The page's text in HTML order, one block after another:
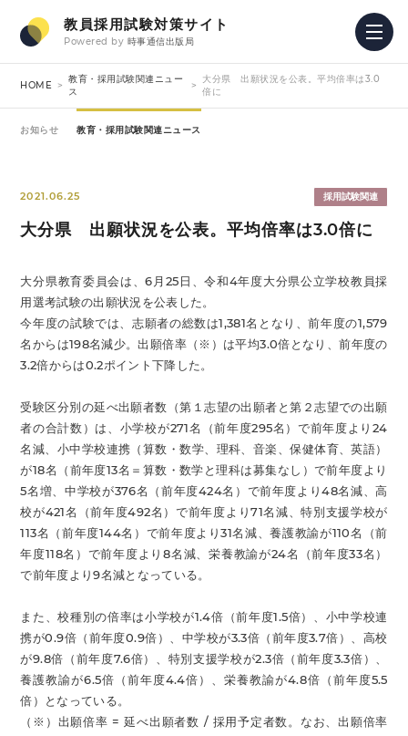
教員採用試験対策サイト
Powered by 時事通信出版局
HOME
教育・採用試験関連ニュー
ス
大分県 出願状況を公表。平均倍率は3.0
倍に
お知らせ 教育・採用試験関連ニュース
2021.06.25 採用試験関連
大分県 出願状況を公表。平均倍率は3.0倍に
大分県教育委員会は、6月25日、令和4年度大分県公立学校教員採
用選考試験の出願状況を公表した。
今年度の試験では、志願者の総数は1,381名となり、前年度の1,579
名からは198名減少。出願倍率（※）は平均3.0倍となり、前年度の
3.2倍からは0.2ポイント下降した。
受験区分別の延べ出願者数（第１志望の出願者と第２志望での出願
者の合計数）は、小学校が271名（前年度295名）で前年度より24
名減、小中学校連携（算数・数学、理科、音楽、保健体育、英語）
が18名（前年度13名＝算数・数学と理科は募集なし）で前年度より
5名増、中学校が376名（前年度424名）で前年度より48名減、高
校が421名（前年度492名）で前年度より71名減、特別支援学校が
113名（前年度144名）で前年度より31名減、養護教諭が110名（前
年度118名）で前年度より8名減、栄養教諭が24名（前年度33名）
で前年度より9名減となっている。
また、校種別の倍率は小学校が1.4倍（前年度1.5倍）、小中学校連
携が0.9倍（前年度0.9倍）、中学校が3.3倍（前年度3.7倍）、高校
が9.8倍（前年度7.6倍）、特別支援学校が2.3倍（前年度3.3倍）、
養護教諭が6.5倍（前年度4.4倍）、栄養教諭が4.8倍（前年度5.5
倍）となっている。
（※）出願倍率 = 延べ出願者数 / 採用予定者数。なお、出願倍率